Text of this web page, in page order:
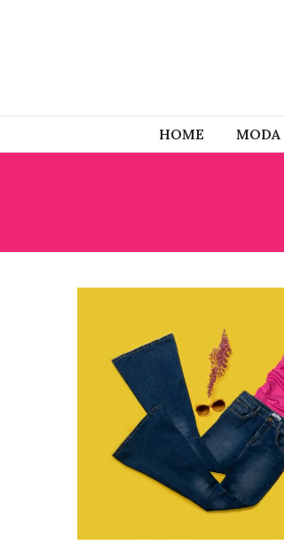
HOME MODA